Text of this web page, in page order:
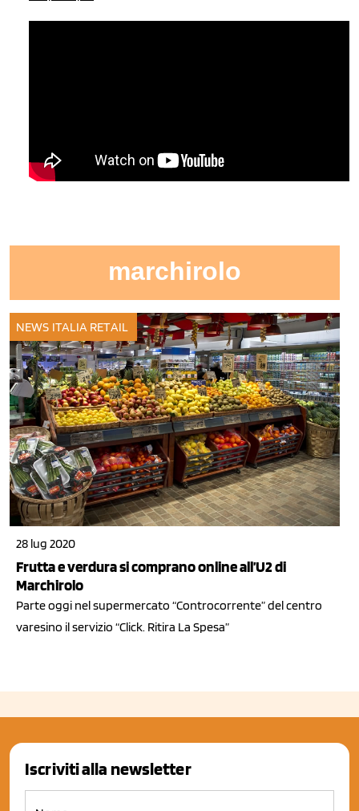
marchirolo
NEWS ITALIA RETAIL
28 lug 2020
Frutta e verdura si comprano online all’U2 di
Marchirolo
Parte oggi nel supermercato “Controcorrente” del centro
varesino il servizio “Click. Ritira La Spesa”
Iscriviti alla newsletter